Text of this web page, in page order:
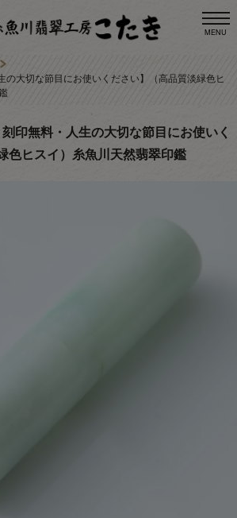
MENU
の大切な節目にお使いください】（高品質淡緑色ヒ
印無料・人生の大切な節目にお使いく
色ヒスイ）糸魚川天然翡翠印鑑